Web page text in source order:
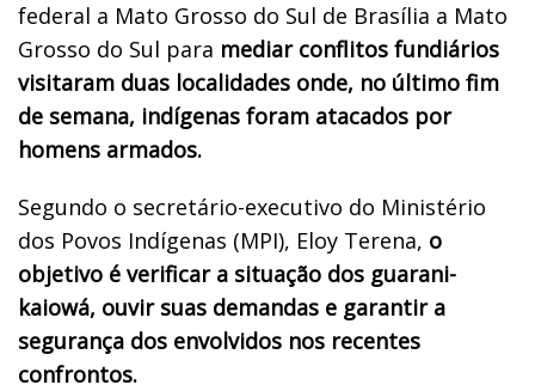
federal a Mato Grosso do Sul de Brasília a Mato
Grosso do Sul para mediar conflitos fundiários
visitaram duas localidades onde, no último fim
de semana, indígenas foram atacados por
homens armados.
Segundo o secretário-executivo do Ministério
dos Povos Indígenas (MPI), Eloy Terena, o
objetivo é verificar a situação dos guarani-
kaiowá, ouvir suas demandas e garantir a
segurança dos envolvidos nos recentes
confrontos.